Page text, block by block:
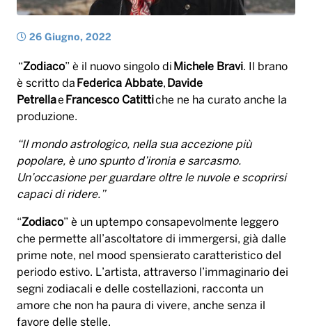
26 Giugno, 2022
“Zodiaco” è il nuovo singolo di Michele Bravi. Il brano
è scritto da Federica Abbate, Davide
Petrellae Francesco Catittiche ne ha curato anche la
produzione.
“Il mondo astrologico, nella sua accezione più
popolare, è uno spunto d’ironia e sarcasmo.
Un’occasione per guardare oltre le nuvole e scoprirsi
capaci di ridere.”
“Zodiaco” è un uptempo consapevolmente leggero
che permette all’ascoltatore di immergersi, già dalle
prime note, nel mood spensierato caratteristico del
periodo estivo. L’artista, attraverso l’immaginario dei
segni zodiacali e delle costellazioni, racconta un
amore che non ha paura di vivere, anche senza il
favore delle stelle.